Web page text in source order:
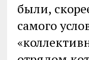
были,
самого